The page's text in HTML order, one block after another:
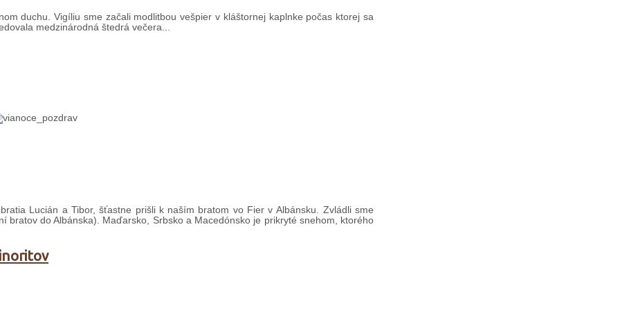
duchu. Vigíliu sme začali modlitbou vešpier v kláštornej kaplnke počas ktorej sa
medzinárodná štedrá večera...
Lucián a Tibor, šťastne prišli k naším bratom vo Fier v Albánsku. Zvládli sme
bratov do Albánska). Maďarsko, Srbsko a Macedónsko je prikryté snehom, ktorého